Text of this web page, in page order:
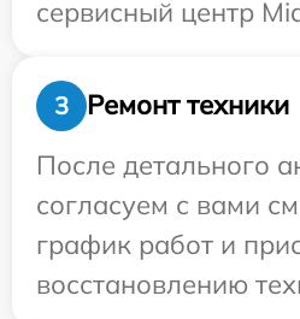
сервисный центр
3
Ремонт техники
После детального
согласуем с вами
график работ и
восстановлению